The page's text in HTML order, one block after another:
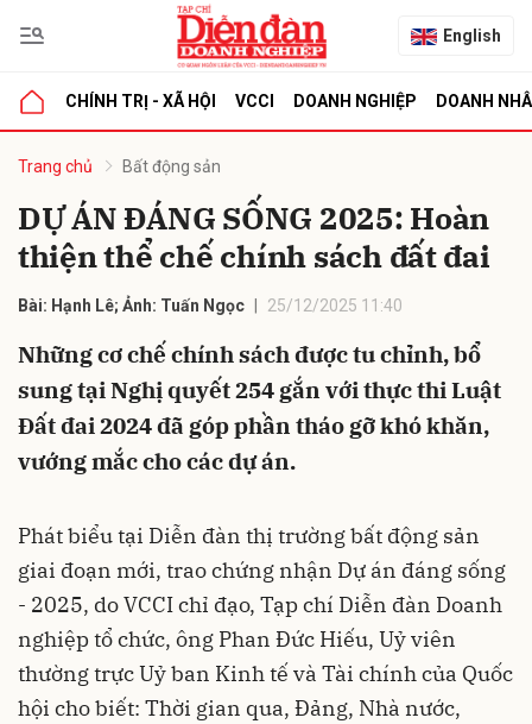
English
CHÍNH TRỊ - XÃ HỘI VCCI DOANH NGHIỆP DOANH
Trang chủ Bất động sản
DỰ ÁN ĐÁNG SỐNG 2025: Hoàn
thiện thể chế chính sách đất đai
Bài: Hạnh Lê; Ảnh: Tuấn Ngọc 25/12/2025 11:40
Những cơ chế chính sách được tu chỉnh, bổ
sung tại Nghị quyết 254 gắn với thực thi Luật
Đất đai 2024 đã góp phần tháo gỡ khó khăn,
vướng mắc cho các dự án.
Phát biểu tại Diễn đàn thị trường bất động sản
giai đoạn mới, trao chứng nhận Dự án đáng sống
- 2025, do VCCI chỉ đạo, Tạp chí Diễn đàn Doanh
nghiệp tổ chức, ông Phan Đức Hiếu, Uỷ viên
thường trực Uỷ ban Kinh tế và Tài chính của Quốc
hội cho biết: Thời gian qua, Đảng, Nhà nước,
luận
Hủy